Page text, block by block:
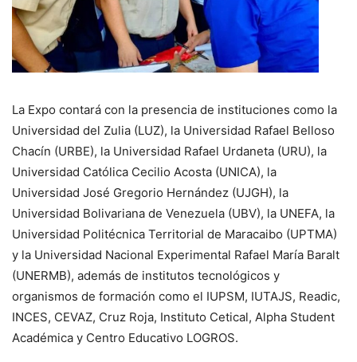
La Expo contará con la presencia de instituciones como la
Universidad del Zulia (LUZ), la Universidad Rafael Belloso
Chacín (URBE), la Universidad Rafael Urdaneta (URU), la
Universidad Católica Cecilio Acosta (UNICA), la
Universidad José Gregorio Hernández (UJGH), la
Universidad Bolivariana de Venezuela (UBV), la UNEFA, la
Universidad Politécnica Territorial de Maracaibo (UPTMA)
y la Universidad Nacional Experimental Rafael María Baralt
(UNERMB), además de institutos tecnológicos y
organismos de formación como el IUPSM, IUTAJS, Readic,
INCES, CEVAZ, Cruz Roja, Instituto Cetical, Alpha Student
Académica y Centro Educativo LOGROS.